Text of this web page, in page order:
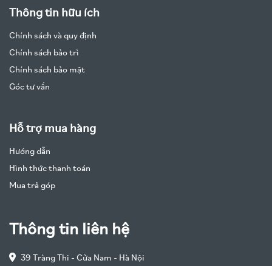
Thông tin hữu ích
Chính sách và quy định
Chính sách bảo trì
Chính sách bảo mật
Góc tư vấn
Hỗ trợ mua hàng
Hướng dẫn
Hình thức thanh toán
Mua trả góp
Thông tin liên hệ
39 Tràng Thi - Cửa Nam - Hà Nội